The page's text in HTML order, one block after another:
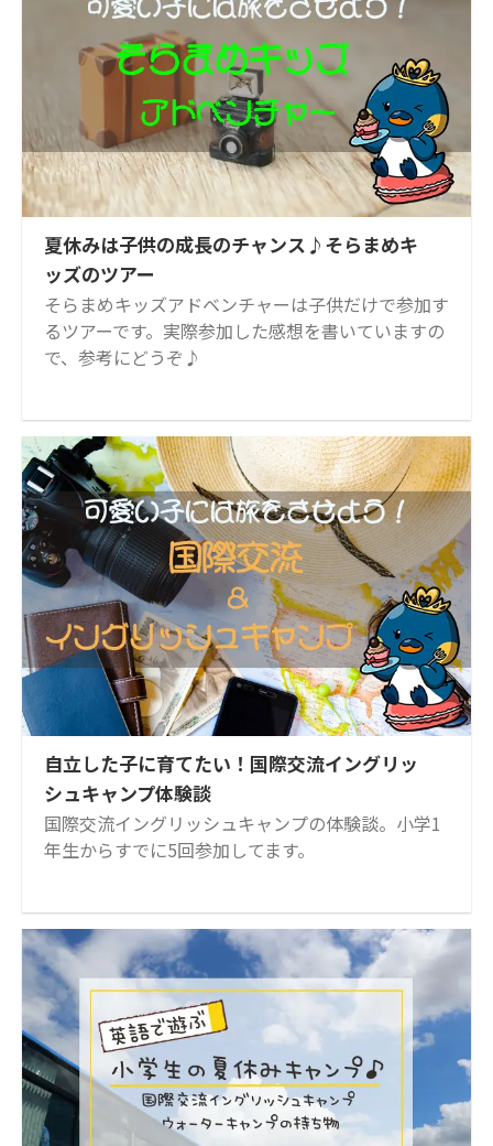
夏休みは子供の成長のチャンス♪そらまめキ
ッズのツアー
そらまめキッズアドベンチャーは子供だけで参加す
るツアーです。実際参加した感想を書いていますの
で、参考にどうぞ♪
自立した子に育てたい！国際交流イングリッ
シュキャンプ体験談
国際交流イングリッシュキャンプの体験談。小学1
年生からすでに5回参加してます。